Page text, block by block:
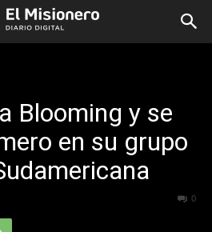
Blooming y se
en su grupo
0